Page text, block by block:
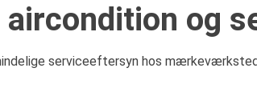
og
serviceeftersyn hos